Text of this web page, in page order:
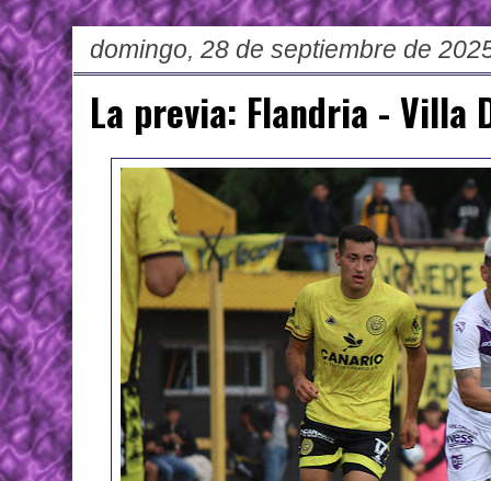
domingo, 28 de septiembre de
La previa: Flandria - Villa